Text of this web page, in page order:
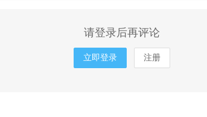
请登录后再评论
立即登录 注册